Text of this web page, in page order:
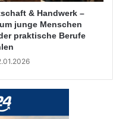
& Handwerk –
junge Menschen
praktische Berufe